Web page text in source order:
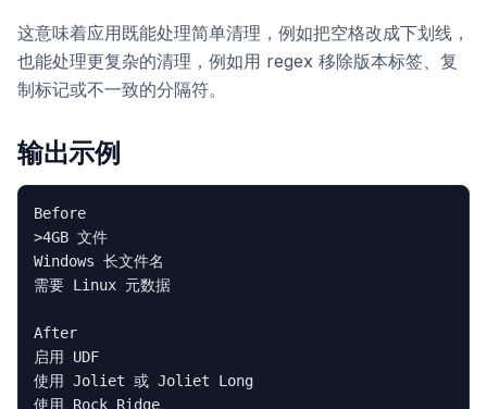
这意味着应用既能处理简单清理，例如把空格改成下划线，
也能处理更复杂的清理，例如用 regex 移除版本标签、复
制标记或不一致的分隔符。
输出示例
Before
>4GB 文件
Windows 长文件名
需要 Linux 元数据
After
启用 UDF
使用 Joliet 或 Joliet Long